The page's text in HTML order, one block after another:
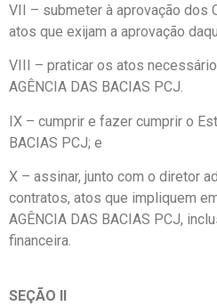
VII – submeter à aprovação dos
atos que exijam a aprovação
VIII – praticar os atos
AGÊNCIA DAS BACIAS PCJ.
IX – cumprir e fazer cumprir o
BACIAS PCJ; e
X – assinar, junto com o diretor
contratos, atos que impliquem
AGÊNCIA DAS BACIAS PCJ,
financeira.
SEÇÃO II